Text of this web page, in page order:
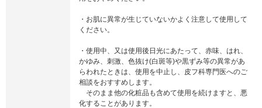
・お肌に異常が生じていないかよく注意して使用して
ください。
・使用中、又は使用後日光にあたって、赤味、はれ、
かゆみ、刺激、色抜け(白斑等)や黒ずみ等の異常があ
らわれたときは、使用を中止し、皮フ科専門医へのご
相談をおすすめします。
そのまま他の化粧品も含めて使用を続けますと、悪
化することがあります。